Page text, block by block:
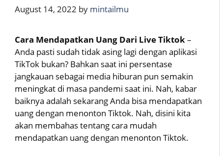
August 14, 2022 by mintailmu
Cara Mendapatkan Uang Dari Live Tiktok–
Anda pasti sudah tidak asing lagi dengan aplikasi
TikTok bukan? Bahkan saat ini persentase
jangkauan sebagai media hiburan pun semakin
meningkat di masa pandemi saat ini. Nah, kabar
baiknya adalah sekarang Anda bisa mendapatkan
uang dengan menonton Tiktok. Nah, disini kita
akan membahas tentang cara mudah
mendapatkan uang dengan menonton Tiktok.